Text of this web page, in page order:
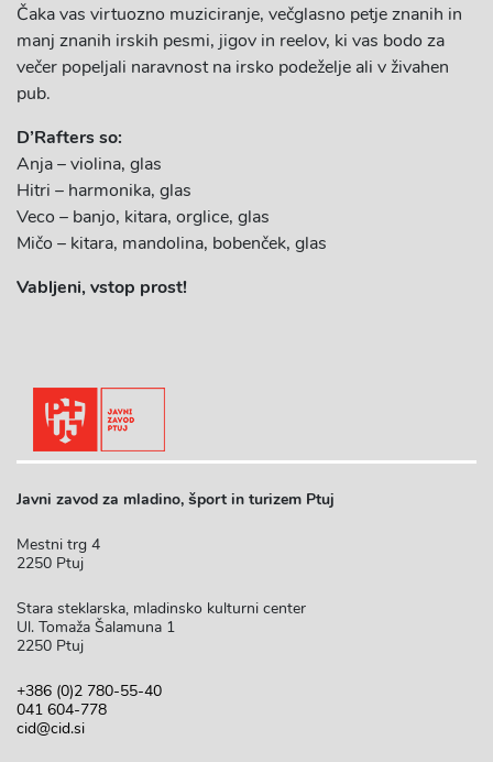
Čaka vas virtuozno muziciranje, večglasno petje znanih in
manj znanih irskih pesmi, jigov in reelov, ki vas bodo za
večer popeljali naravnost na irsko podeželje ali v živahen
pub.
D’Rafters so:
Anja – violina, glas
Hitri – harmonika, glas
Veco – banjo, kitara, orglice, glas
Mičo – kitara, mandolina, bobenček, glas
Vabljeni, vstop prost!
Javni zavod za mladino, šport in turizem Ptuj
Mestni trg 4
2250 Ptuj
Stara steklarska, mladinsko kulturni center
Ul. Tomaža Šalamuna 1
2250 Ptuj
+386 (0)2 780-55-40
041 604-778
cid@cid.si